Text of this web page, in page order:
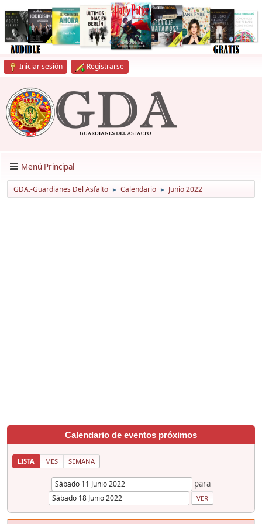
Iniciar sesión Registrarse
Menú Principal
GDA.-Guardianes Del Asfalto ► Calendario ► Junio 2022
Calendario de eventos próximos
LISTA MES SEMANA
para